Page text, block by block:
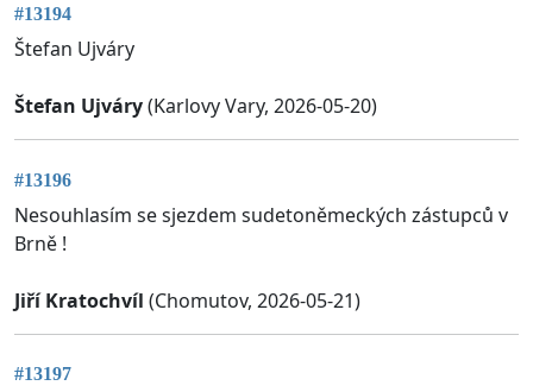
#13194
Štefan Ujváry
Štefan Ujváry(Karlovy Vary, 2026-05-20)
#13196
Nesouhlasím se sjezdem sudetoněmeckých zástupců v
Brně !
Jiří Kratochvíl (Chomutov, 2026-05-21)
#13197